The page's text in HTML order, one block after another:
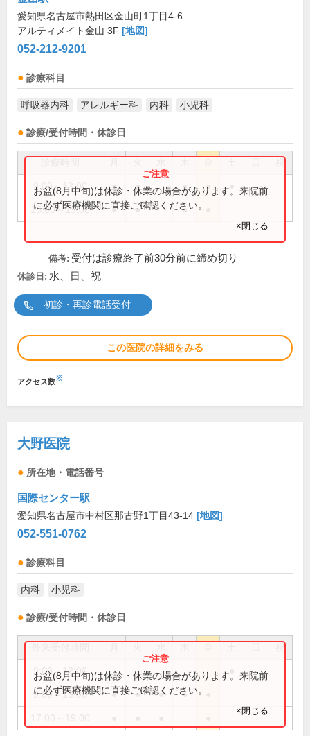
愛知県名古屋市熱田区金山町1丁目4-6
アルティメイト金山 3F [地図]
052-212-9201
診療科目
呼吸器内科 アレルギー科 内科 小児科
診療/受付時間・休診日
祝
9:00～13:00 ● ● ● ●
16:00～19:00 ● ● ●
お盆(8月中旬)は休診・休業の場合があります。来院前
に必ず医療機関に直接ご確認ください。
×閉じる
備考: 受付は診療終了前30分前に締め切り
休診日: 水、日、祝
初診・再診電話受付
この医院の詳細をみる
アクセス数※
大野医院
所在地・電話番号
国際センター駅
愛知県名古屋市中村区那古野1丁目43-14 [地図]
052-551-0762
診療科目
内科 小児科
診療/受付時間・休診日
祝
9:00～12:00
9:00～13:00 ● ● ● ●
お盆(8月中旬)は休診・休業の場合があります。来院前
に必ず医療機関に直接ご確認ください。
×閉じる